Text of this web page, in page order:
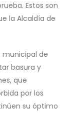
Estos son
la Alcaldía de
municipal de
basura y
que
por los
su óptimo